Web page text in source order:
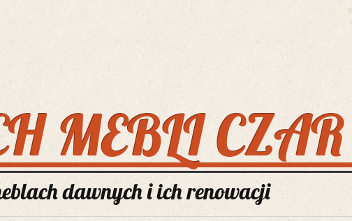
MEBLI CZAR
dawnych i ich renowacji